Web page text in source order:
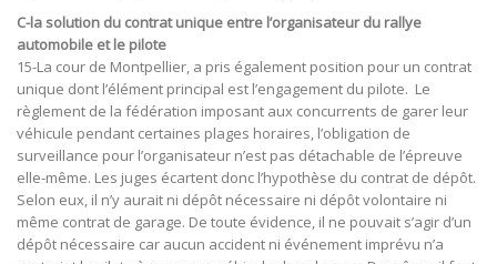
C-la solution du contrat unique entre l’organisateur du rallye
automobile et le pilote
15-La cour de Montpellier, a pris également position pour un contrat
unique dont l’élément principal est l’engagement du pilote. Le
règlement de la fédération imposant aux concurrents de garer leur
véhicule pendant certaines plages horaires, l’obligation de
surveillance pour l’organisateur n’est pas détachable de l’épreuve
elle-même. Les juges écartent donc l’hypothèse du contrat de dépôt.
Selon eux, il n’y aurait ni dépôt nécessaire ni dépôt volontaire ni
même contrat de garage. De toute évidence, il ne pouvait s’agir d’un
dépôt nécessaire car aucun accident ni événement imprévu n’a